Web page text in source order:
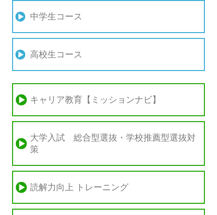
中学生コース
高校生コース
キャリア教育【ミッションナビ】
大学入試 総合型選抜・学校推薦型選抜対
策
読解力向上 トレーニング